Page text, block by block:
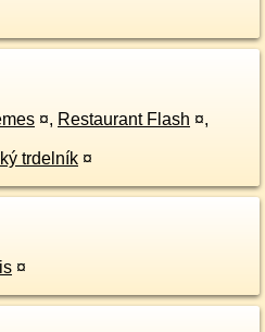
¤, Restaurant Flash ¤,
trdelník ¤
¤